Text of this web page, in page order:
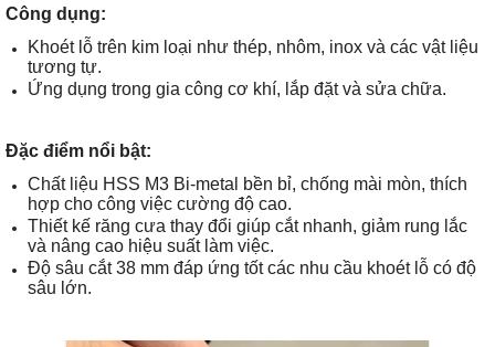
Công dụng:
Khoét lỗ trên kim loại như thép, nhôm, inox và các vật liệu
tương tự.
Ứng dụng trong gia công cơ khí, lắp đặt và sửa chữa.
Đặc điểm nổi bật:
Chất liệu HSS M3 Bi-metal bền bỉ, chống mài mòn, thích
hợp cho công việc cường độ cao.
Thiết kế răng cưa thay đổi giúp cắt nhanh, giảm rung lắc
và nâng cao hiệu suất làm việc.
Độ sâu cắt 38 mm đáp ứng tốt các nhu cầu khoét lỗ có độ
sâu lớn.